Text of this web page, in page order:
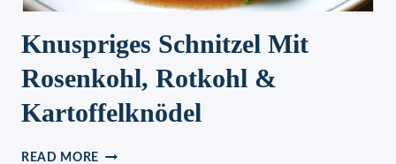
Knuspriges Schnitzel Mit
Rosenkohl, Rotkohl &
Kartoffelknödel
READ MORE KNUSPRIGES